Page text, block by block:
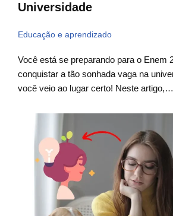
Universidade
Educação e aprendizado
Você está se preparando para o Enem
conquistar a tão sonhada vaga na
você veio ao lugar certo! Neste artigo,…